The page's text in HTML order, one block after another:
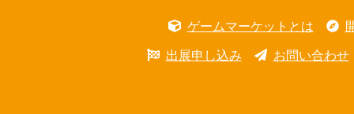
ゲームマーケットとは
出展申し込み お問い合わせ